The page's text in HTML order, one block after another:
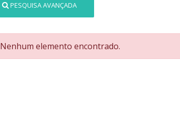
PESQUISA AVANÇADA
Nenhum elemento encontrado.